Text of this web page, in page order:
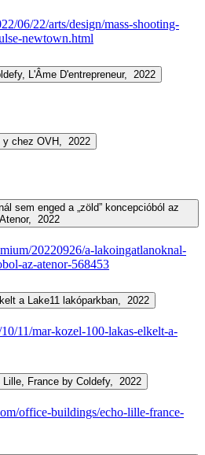
06/22/arts/design/mass-shooting-
newtown.html
L'Âme D'entrepreneur, 2022
y chez OVH, 2022
sem enged a „zöld” koncepcióból az
Atenor, 2022
20220926/a-lakoingatlanoknal-
az-atenor-568453
a Lake11 lakóparkban, 2022
11/mar-kozel-100-lakas-elkelt-a-
France by Coldefy, 2022
office-buildings/echo-lille-france-